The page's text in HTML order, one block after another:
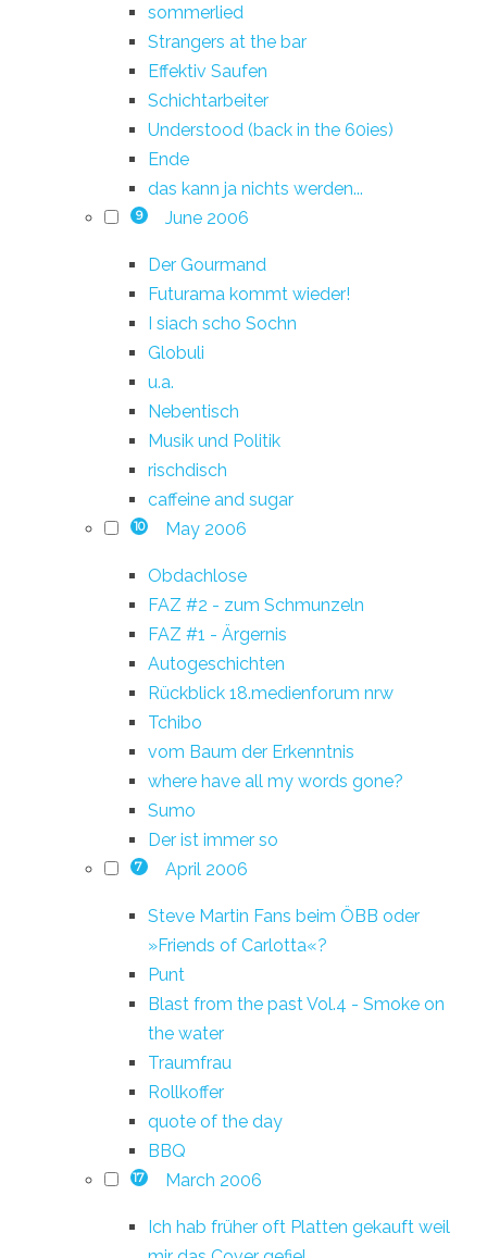
sommerlied
Strangers at the bar
Effektiv Saufen
Schichtarbeiter
Understood (back in the 60ies)
Ende
das kann ja nichts werden...
9 June 2006
Der Gourmand
Futurama kommt wieder!
I siach scho Sochn
Globuli
u.a.
Nebentisch
Musik und Politik
rischdisch
caffeine and sugar
10 May 2006
Obdachlose
FAZ #2 - zum Schmunzeln
FAZ #1 - Ärgernis
Autogeschichten
Rückblick 18.medienforum nrw
Tchibo
vom Baum der Erkenntnis
where have all my words gone?
Sumo
Der ist immer so
7 April 2006
Steve Martin Fans beim ÖBB oder
»Friends of Carlotta«?
Punt
Blast from the past Vol.4 - Smoke on
the water
Traumfrau
Rollkoffer
quote of the day
BBQ
17 March 2006
Ich hab früher oft Platten gekauft weil